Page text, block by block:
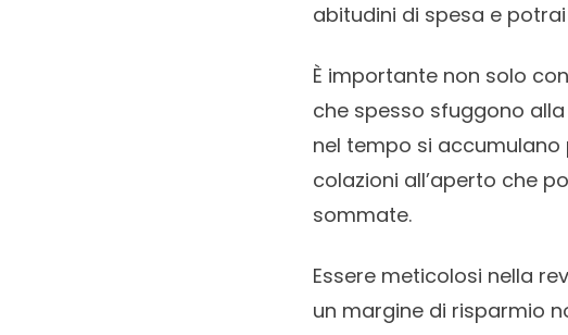
abitudini di spesa e
È importante non solo
che spesso sfuggono
nel tempo si accumulano
colazioni all’aperto che
sommate.
Essere meticolosi nella
un margine di risparmio